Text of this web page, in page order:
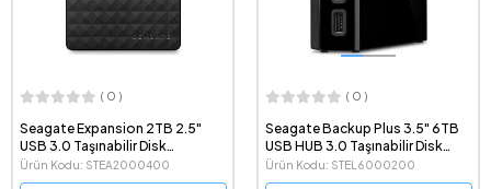
( 0 )
Seagate Expansion 2TB 2.5"
USB 3.0 Taşınabilir Disk
STEA2000400
Ürün Kodu: STEA2000400
( 0 )
Seagate Backup Plus 3.5" 6TB
USB HUB 3.0 Taşınabilir Disk
(STEL6000200)
Ürün Kodu: STEL6000200